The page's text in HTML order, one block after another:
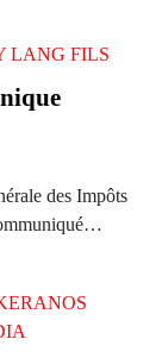
LANG FILS
des Impôts